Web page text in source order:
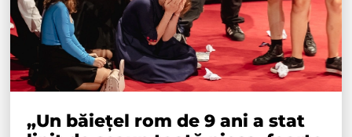
„Un băiețel rom de 9 ani a stat